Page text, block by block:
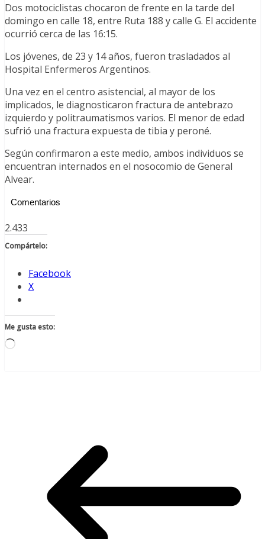
Dos motociclistas chocaron de frente en la tarde del
domingo en calle 18, entre Ruta 188 y calle G. El accidente
ocurrió cerca de las 16:15.
Los jóvenes, de 23 y 14 años, fueron trasladados al
Hospital Enfermeros Argentinos.
Una vez en el centro asistencial, al mayor de los
implicados, le diagnosticaron fractura de antebrazo
izquierdo y politraumatismos varios. El menor de edad
sufrió una fractura expuesta de tibia y peroné.
Según confirmaron a este medio, ambos individuos se
encuentran internados en el nosocomio de General
Alvear.
Comentarios
2.433
Compártelo:
Facebook
X
Me gusta esto:
Cargando...